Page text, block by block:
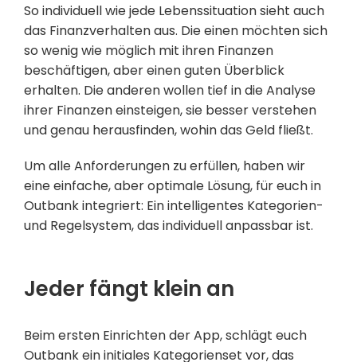
So individuell wie jede Lebenssituation sieht auch
das Finanzverhalten aus. Die einen möchten sich
so wenig wie möglich mit ihren Finanzen
beschäftigen, aber einen guten Überblick
erhalten. Die anderen wollen tief in die Analyse
ihrer Finanzen einsteigen, sie besser verstehen
und genau herausfinden, wohin das Geld fließt.
Um alle Anforderungen zu erfüllen, haben wir
eine einfache, aber optimale Lösung, für euch in
Outbank integriert: Ein intelligentes Kategorien-
und Regelsystem, das individuell anpassbar ist.
Jeder fängt klein an
Beim ersten Einrichten der App, schlägt euch
Outbank ein initiales Kategorienset vor, das